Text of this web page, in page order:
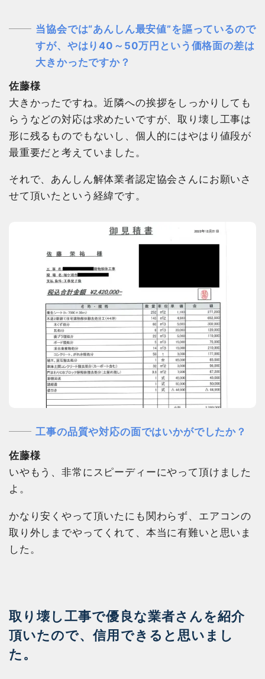
当協会では“あんしん最安値”を謳っているので
すが、やはり40～50万円という価格面の差は
大きかったですか？
佐藤様
大きかったですね。近隣への挨拶をしっかりしても
らうなどの対応は求めたいですが、取り壊し工事は
形に残るものでもないし、個人的にはやはり値段が
最重要だと考えていました。
それで、あんしん解体業者認定協会さんにお願いさ
せて頂いたという経緯です。
工事の品質や対応の面ではいかがでしたか？
佐藤様
いやもう、非常にスピーディーにやって頂けました
よ。
かなり安くやって頂いたにも関わらず、エアコンの
取り外しまでやってくれて、本当に有難いと思いま
した。
取り壊し工事で優良な業者さんを紹介
頂いたので、信用できると思いまし
た。